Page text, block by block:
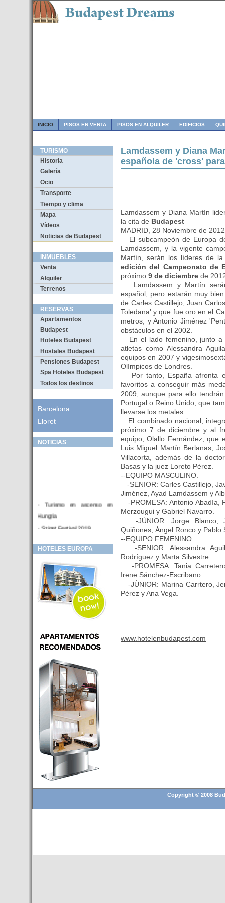
INICIO PISOS EN VENTA PISOS EN ALQUILER EDIFICIOS
TURISMO
Historia
Galería
Ocio
Transporte
Tiempo y clima
Mapa
Vídeos
Noticias de Budapest
INMUEBLES
Venta
Alquiler
Terrenos
RESERVAS
Apartamentos
Budapest
Hoteles Budapest
Hostales Budapest
Pensiones Budapest
Spa Hoteles Budapest
Todos los destinos
Barcelona
Lloret
NOTICIAS
- Turismo en ascenso en
Hungria
- Sziget Festival 2019
Hotel en venta en zona PRIME
- Inversor para hotel
- Hotel en venta Budapest
- Budapest y Cracovia, las
ciudades de moda en 2018
- Inaugurado en BUDAPEST el
puede ser controlado por
Smarthfones de sus clientes
- HOTEL Moments Budapest,
éste sí es un ‘gran hotel
Budapest’.
- Hoteles en BUDAPEST:
Resultados octubre de 2016,
subida del 15% ocupación y
del 25,6% en el RevPar
- Nuevo Hotel en Budapest
bajo la marca Exe Hotusa
- Transfer Aeropuerto de
BUDAPEST
HOTELES EUROPA
Lamdassem y Diana
española de 'cross'
Lamdassem y Diana Martín
la cita de Budapest
MADRID, 28 Noviembre de
El subcampeón de Europa
Lamdassem, y la vigente
Martín, serán los líderes de
edición del Campeonato de
próximo 9 de diciembre de
Lamdassem y Martín
español, pero estarán muy
de Carles Castillejo, Juan
Toledana' y que fue oro en el
metros, y Antonio Jiménez
obstáculos en el 2002.
En el lado femenino, junto a
atletas como Alessandra
equipos en 2007 y
Olímpicos de Londres.
Por tanto, España afronta
favoritos a conseguir más
2009, aunque para ello
Portugal o Reino Unido, que
llevarse los metales.
El combinado nacional,
próximo 7 de diciembre y al
equipo, Olallo Fernández, que
Luis Miguel Martín Berlanas,
Villacorta, además de la
Basas y la juez Loreto Pérez.
--EQUIPO MASCULINO.
-SENIOR: Carles Castillejo,
Jiménez, Ayad Lamdassem y
-PROMESA: Antonio Abadía,
Merzougui y Gabriel Navarro.
-JÚNIOR: Jorge Blanco,
Quiñones, Ángel Ronco y Pablo
--EQUIPO FEMENINO.
-SENIOR: Alessandra
Rodríguez y Marta Silvestre.
-PROMESA: Tania
Irene Sánchez-Escribano.
-JÚNIOR: Marina Carrtero,
Pérez y Ana Vega.
www.hotelenbudapest.com
Copyright © 2008